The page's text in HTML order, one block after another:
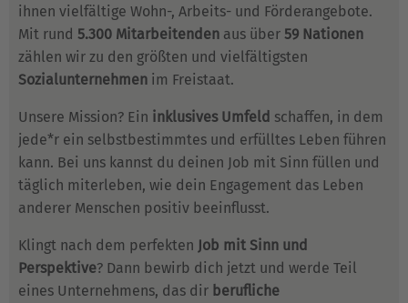
ihnen vielfältige Wohn-, Arbeits- und Förderangebote.
Mit rund 5.300 Mitarbeitenden aus über 59 Nationen
zählen wir zu den größten und vielfältigsten
Sozialunternehmen im Freistaat.
Unsere Mission? Ein inklusives Umfeld schaffen, in dem
jede*r ein selbstbestimmtes und erfülltes Leben führen
kann. Bei uns kannst du deinen Job mit Sinn füllen und
täglich miterleben, wie dein Engagement das Leben
anderer Menschen positiv beeinflusst.
Klingt nach dem perfekten Job mit Sinn und
Perspektive? Dann bewirb dich jetzt und werde Teil
eines Unternehmens, das dir berufliche